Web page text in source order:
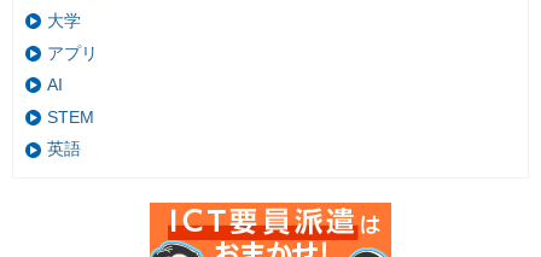
大学
アプリ
AI
STEM
英語